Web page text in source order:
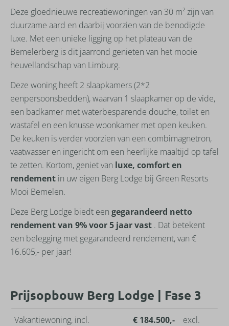
Deze gloednieuwe recreatiewoningen van 30 m² zijn van
duurzame aard en daarbij voorzien van de benodigde
luxe. Met een unieke ligging op het plateau van de
Bemelerberg is dit jaarrond genieten van het mooie
heuvellandschap van Limburg.
Deze woning heeft 2 slaapkamers (2*2
eenpersoonsbedden), waarvan 1 slaapkamer op de vide,
een badkamer met waterbesparende douche, toilet en
wastafel en een knusse woonkamer met open keuken.
De keuken is verder voorzien van een combimagnetron,
vaatwasser en ingericht om een heerlijke maaltijd op tafel
te zetten. Kortom, geniet van luxe, comfort en
rendement in uw eigen Berg Lodge bij Green Resorts
Mooi Bemelen.
Deze Berg Lodge biedt een gegarandeerd netto
rendement van 9% voor 5 jaar vast . Dat betekent
een belegging met gegarandeerd rendement, van €
16.605,- per jaar!
Prijsopbouw Berg Lodge | Fase 3
Vakantiewoning, incl.
€ 184.500,-
excl.